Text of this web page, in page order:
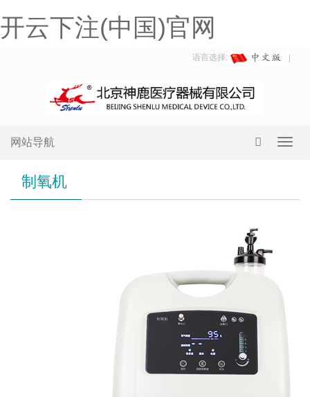
开云下注(中国)官网
语言选择:
网站导航
制氧机